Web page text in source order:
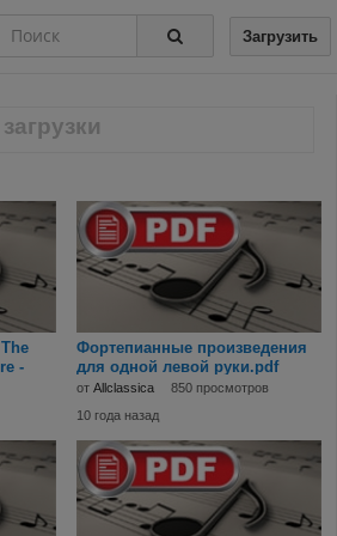
Загрузить
-
Фортепианные произведения
для одной левой руки.pdf
от Allclassica
850 просмотров
10 года назад